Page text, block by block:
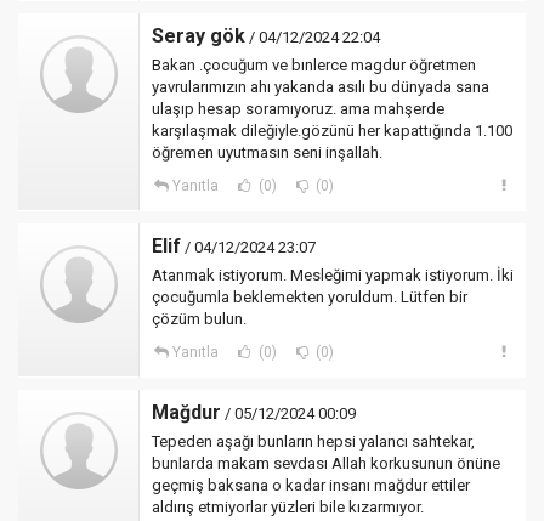
Seray gök / 04/12/2024 22:04
Bakan .çocuğum ve bınlerce magdur öğretmen
yavrularımızın ahı yakanda asılı bu dünyada sana
ulaşıp hesap soramıyoruz. ama mahşerde
karşılaşmak dileğiyle.gözünü her kapattığında 1.100
öğremen uyutmasın seni inşallah.
Yanıtla (0) (0)
Elif / 04/12/2024 23:07
Atanmak istiyorum. Mesleğimi yapmak istiyorum. İki
çocuğumla beklemekten yoruldum. Lütfen bir
çözüm bulun.
Yanıtla (0) (0)
Mağdur / 05/12/2024 00:09
Tepeden aşağı bunların hepsi yalancı sahtekar,
bunlarda makam sevdası Allah korkusunun önüne
geçmiş baksana o kadar insanı mağdur ettiler
aldırış etmiyorlar yüzleri bile kızarmıyor.